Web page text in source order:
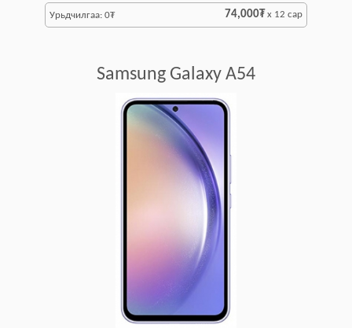
Урьдчилгаа: 0₮ 74,000₮ x 12 сар
Samsung Galaxy A54